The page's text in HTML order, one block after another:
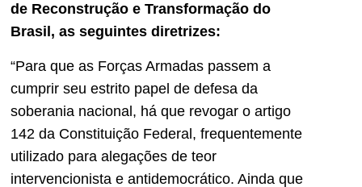
de Reconstrução e Transformação do
Brasil, as seguintes diretrizes:
“Para que as Forças Armadas passem a
cumprir seu estrito papel de defesa da
soberania nacional, há que revogar o artigo
142 da Constituição Federal, frequentemente
utilizado para alegações de teor
intervencionista e antidemocrático. Ainda que